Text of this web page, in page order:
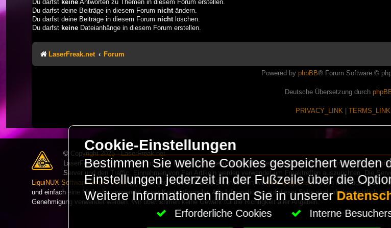
Du darfst keine Antworten zu Themen in diesem Forum erstellen.
Du darfst deine Beiträge in diesem Forum nicht ändern.
Du darfst deine Beiträge in diesem Forum nicht löschen.
Du darfst keine Dateianhänge in diesem Forum erstellen.
LaserFreak.net Forum
Powered by phpBB® Forum Software ©
Deutsche Übersetzung durch
PRIVACY_LINK TERMS_LINK
© Copyright 2025 - LaserFreak.net
LaserFreak ist ein freies und offenes Forum zum Thema Lasershowtechnik. Wir sind nicht kommerziell und
Server und den Traffic. Einnahmen von Fan Artikeln werden verwendet um Freaktreffen auszurichten. Die
LiquiNUX Software GmbH Berlingehostet und betreut. Als CMS verwenden wirHomepageEasy. Wenn Ihr Fragen oder
und einfach eine Mail oder verwendet unser Kontaktformular. Alle Informationen auf dieser Seite sind urheberrechtlich
Genehmigung verwendet werden. Wir übernehmen keine Gewähr für die Richtigkeit aller Angaben.
Cookie-Einstellungen
Bestimmen Sie welche Cookies gespeichert werden
Einstellungen jederzeit in der Fußzeile über die
Weitere Informationen finden Sie in unserer
Erforderliche Cookies Interne